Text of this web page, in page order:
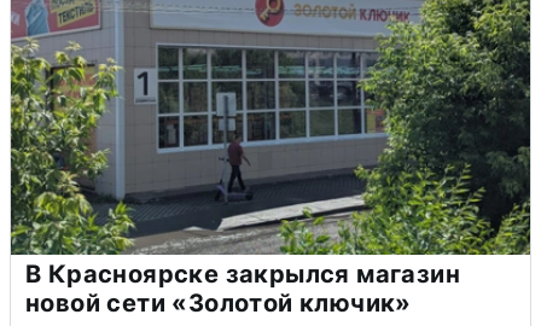
В Красноярске закрылся магазин
новой сети «Золотой ключик»